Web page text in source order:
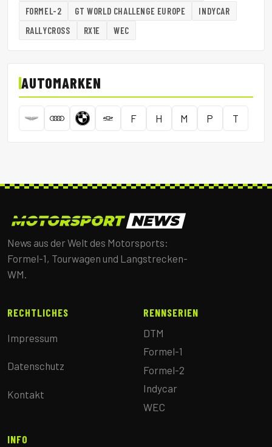
FORMEL-2
GT WORLD CHALLENGE EUROPE
INDYCAR
RALLYCROSS
RX1E WEC
AUTOMARKEN
F H M P T
News aus der Welt des Motorsports:
Formel-1, Tourwagen und Langstrecken-
WM.
RECHTLICHES
Impressum
Datenschutz
Kontakt
RENNSERIEN
DTM
Formel-1
Formel-2
Indycar
WEC
INFO